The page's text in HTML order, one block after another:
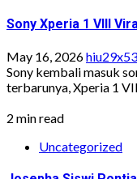
Sony Xperia 1 VIII
May 16, 2026
Sony kembali masuk
terbarunya, Xperia 1
2 min read
Uncategorized